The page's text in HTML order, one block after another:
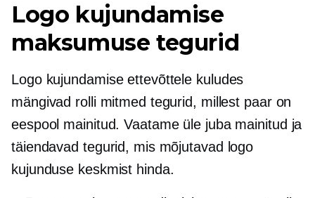
Logo kujundamise
maksumuse tegurid
Logo kujundamise ettevõttele kuludes
mängivad rolli mitmed tegurid, millest paar on
eespool mainitud. Vaatame üle juba mainitud ja
täiendavad tegurid, mis mõjutavad logo
kujunduse keskmist hinda.